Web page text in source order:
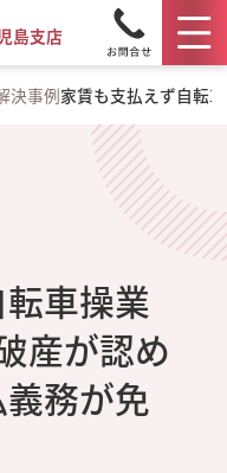
島支店
決事例家賃も支払えず自転
車操業
産が認め
務が免